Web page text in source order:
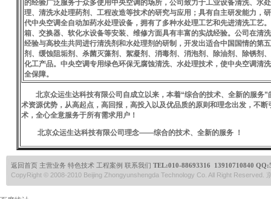
的经验广泛服务于众多使用中央空调的场所，公司致力于工业设备清洗、水
理、清洗水处理药剂、工程改造等技术的研究与应用；具有自主研发能力，
代中央空调全自动加药水处理设备，拥有了多种水处理工艺和先进清洗工艺
箱、交换器、软化水设备等安装、维修方面具有丰富的实战经验。公司在清
经验与高校生共同进行清洗剂和水处理剂的研制，开发出适合中国国情的第
剂、缓蚀阻垢剂、杀菌灭藻剂、絮凝剂、消毒剂、消泡剂、除油剂、除锈剂
化工产品。中央空调专用绿色环保无腐蚀清洗、水处理技术，使中央空调清
全保障。
北京众运生达科技有限公司自成立以来，本着“综合的技术、全新的服务
术资源优势，从高起点，高回报，高投入以及优品质的原则和理念出发，不
术，全心全意服务于所有需求用户！
北京众运生达科技有限公司理念——综合的技术、全新的服务 ！
返回首页 主营业务 特色技术 工程案例 联系我们 TEL:010-88693316 13910710840
CopyRight © 2008-2010 Beijing Zhongyunshengda Technology Co. All Right Reserved.